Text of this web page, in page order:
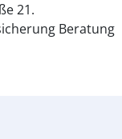
21.
Beratung